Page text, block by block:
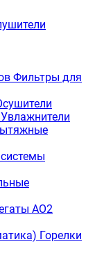
Фильтры для
Увлажнители
АО2
Горелки